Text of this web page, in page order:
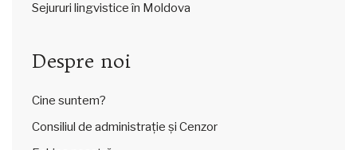
Sejururi lingvistice în Moldova
Despre noi
Cine suntem?
Consiliul de administrație și Cenzor